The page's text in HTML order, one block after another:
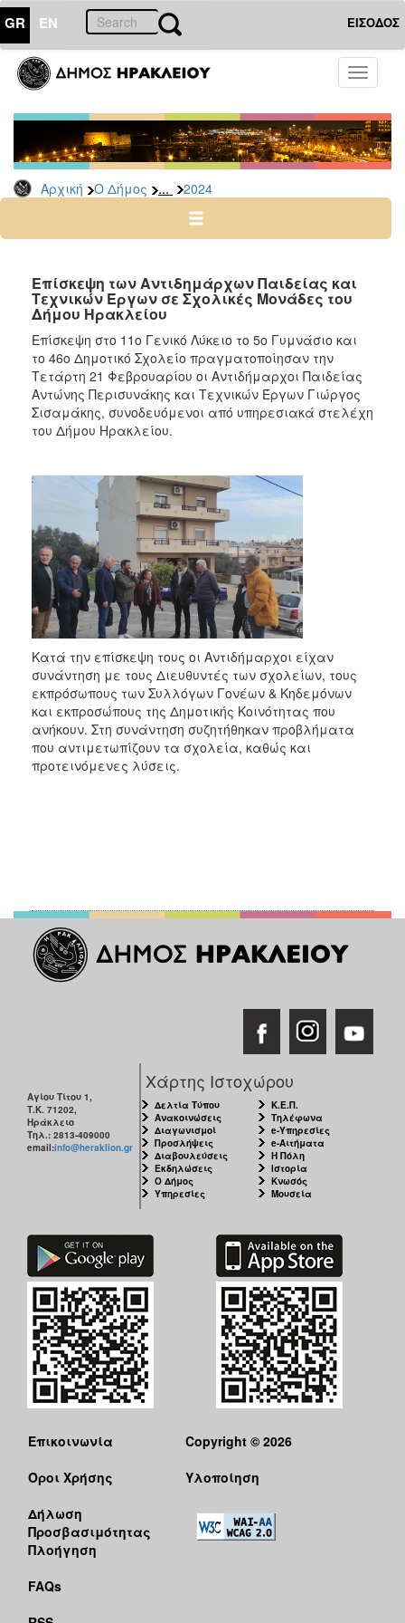
GR EN ΕΙΣΟΔΟΣ
Toggle
Αρχική Ο Δήμος ... 2024
ΔΗΜΟΣ
Δελτία
Τύπου
Αρχείο
2026
2024
2022
2021
2020
2019
2018
2017
2015
2012
2011
2010
2006
ΤΟΠΟΣ
Επίσκεψη των Αντιδημάρχων Παιδείας και
Τεχνικών Έργων σε Σχολικές Μονάδες του
Δήμου Ηρακλείου
Επίσκεψη στο 11ο Γενικό Λύκειο το 5ο Γυμνάσιο και
το 46ο Δημοτικό Σχολείο πραγματοποίησαν την
Τετάρτη 21 Φεβρουαρίου οι Αντιδήμαρχοι Παιδείας
Αντώνης Περισυνάκης και Τεχνικών Έργων Γιώργος
Σισαμάκης, συνοδευόμενοι από υπηρεσιακά στελέχη
του Δήμου Ηρακλείου.
Κατά την επίσκεψη τους οι Αντιδήμαρχοι είχαν
συνάντηση με τους Διευθυντές των σχολείων, τους
εκπρόσωπους των Συλλόγων Γονέων & Κηδεμόνων
και εκπροσώπους της Δημοτικής Κοινότητας που
ανήκουν. Στη συνάντηση συζητήθηκαν προβλήματα
που αντιμετωπίζουν τα σχολεία, καθώς και
προτεινόμενες λύσεις.
Αγίου Τίτου 1,
Τ.Κ. 71202,
Ηράκλειο
Τηλ.: 2813-409000
email:info@heraklion.gr
Χάρτης Ιστοχώρου
Δελτία Τύπου
Ανακοινώσεις
Διαγωνισμοί
Προσλήψεις
Διαβουλεύσεις
Εκδηλώσεις
Ο Δήμος
Υπηρεσίες
Κ.Ε.Π.
Τηλέφωνα
e-Υπηρεσίες
e-Αιτήματα
Η Πόλη
Ιστορία
Κνωσός
Μουσεία
Επικοινωνία
Όροι Χρήσης
Δήλωση
Προσβασιμότητας
Πλοήγηση
FAQs
Copyright © 2026
Υλοποίηση